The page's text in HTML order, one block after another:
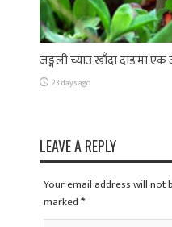
जङ्गली च्याउ खाँदा दाङमा
23 days ago
LEAVE A REPLY
Your email address will not
marked*